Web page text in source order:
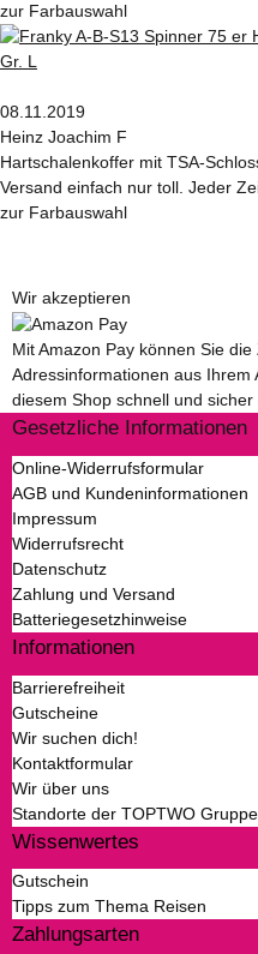
zur Farbauswahl
08.11.2019
Heinz Joachim F
Hartschalenkoffer mit TSA-
Versand einfach nur toll. Jeder
zur Farbauswahl
Wir akzeptieren
Mit Amazon Pay können Sie
Adressinformationen aus Ihrem
diesem Shop schnell und sicher
Gesetzliche Informationen
Online-Widerrufsformular
AGB und Kundeninformationen
Impressum
Widerrufsrecht
Datenschutz
Zahlung und Versand
Batteriegesetzhinweise
Informationen
Barrierefreiheit
Gutscheine
Wir suchen dich!
Kontaktformular
Wir über uns
Standorte der TOPTWO Gruppe
Wissenwertes
Gutschein
Tipps zum Thema Reisen
Zahlungsarten